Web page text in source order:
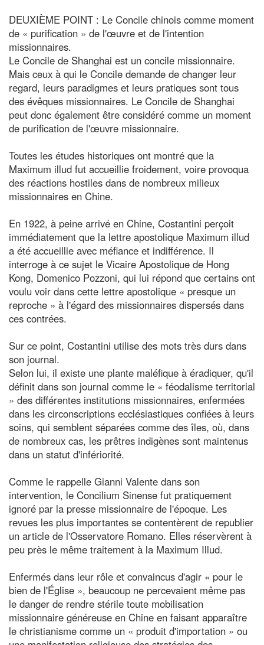
DEUXIÈME POINT : Le Concile chinois comme moment
de « purification » de l'œuvre et de l'intention
missionnaires.
Le Concile de Shanghai est un concile missionnaire.
Mais ceux à qui le Concile demande de changer leur
regard, leurs paradigmes et leurs pratiques sont tous
des évêques missionnaires. Le Concile de Shanghai
peut donc également être considéré comme un moment
de purification de l'œuvre missionnaire.
Toutes les études historiques ont montré que la
Maximum illud fut accueillie froidement, voire provoqua
des réactions hostiles dans de nombreux milieux
missionnaires en Chine.
En 1922, à peine arrivé en Chine, Costantini perçoit
immédiatement que la lettre apostolique Maximum illud
a été accueillie avec méfiance et indifférence. Il
interroge à ce sujet le Vicaire Apostolique de Hong
Kong, Domenico Pozzoni, qui lui répond que certains ont
voulu voir dans cette lettre apostolique « presque un
reproche » à l'égard des missionnaires dispersés dans
ces contrées.
Sur ce point, Costantini utilise des mots très durs dans
son journal.
Selon lui, il existe une plante maléfique à éradiquer, qu'il
définit dans son journal comme le « féodalisme territorial
» des différentes institutions missionnaires, enfermées
dans les circonscriptions ecclésiastiques confiées à leurs
soins, qui semblent séparées comme des îles, où, dans
de nombreux cas, les prêtres indigènes sont maintenus
dans un statut d'infériorité.
Comme le rappelle Gianni Valente dans son
intervention, le Concilium Sinense fut pratiquement
ignoré par la presse missionnaire de l'époque. Les
revues les plus importantes se contentèrent de republier
un article de l'Osservatore Romano. Elles réservèrent à
peu près le même traitement à la Maximum Illud.
Enfermés dans leur rôle et convaincus d'agir « pour le
bien de l'Église », beaucoup ne percevaient même pas
le danger de rendre stérile toute mobilisation
missionnaire généreuse en Chine en faisant apparaître
le christianisme comme un « produit d'importation » ou